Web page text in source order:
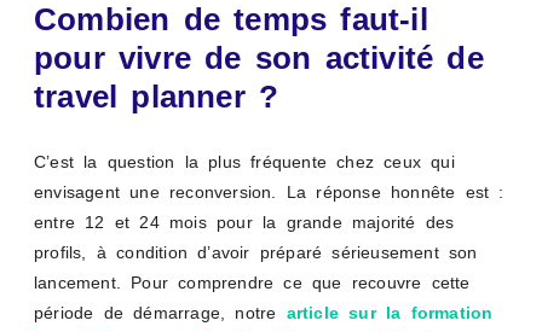
Combien de temps faut-il
pour vivre de son activité de
travel planner ?
C’est la question la plus fréquente chez ceux qui
envisagent une reconversion. La réponse honnête est :
entre 12 et 24 mois pour la grande majorité des
profils, à condition d’avoir préparé sérieusement son
lancement. Pour comprendre ce que recouvre cette
période de démarrage, notre article sur la formation